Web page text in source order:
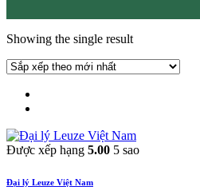
Showing the single result
Được xếp hạng 5.00 5 sao
Đại lý Leuze Việt Nam